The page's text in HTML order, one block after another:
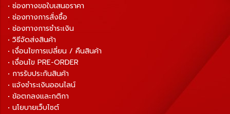
• ช่องทางขอใบเสนอราคา
• ช่องทางการสั่งซื้อ
• ช่องทางการชำระเงิน
• วิธีจัดส่งสินค้า
• เงื่อนไขการเปลี่ยน / คืนสินค้า
• เงื่อนไข PRE-ORDER
• การรับประกันสินค้า
• แจ้งชำระเงินออนไลน์
• ข้อตกลงและกติกา
• นโยบายเว็บไซต์